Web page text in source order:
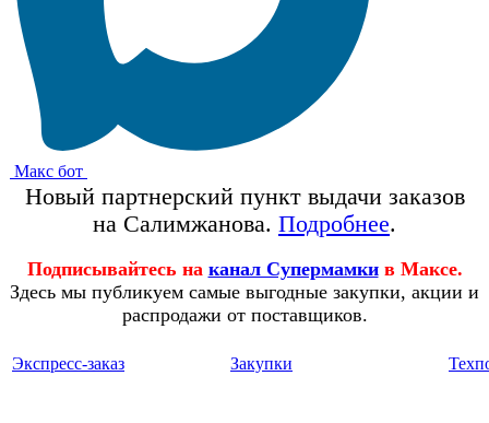
Макс бот
Новый партнерский пункт выдачи заказов
на Салимжанова. Подробнее.
Подписывайтесь на канал Супермамки в Максе.
Здесь мы публикуем самые выгодные закупки, акции и
распродажи от поставщиков.
Экспресс-заказ Закупки